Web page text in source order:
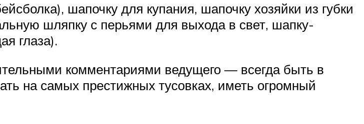
шапочку для купания, шапочку хозяйки из губки
шляпку с перьями для выхода в свет, шапку-
глаза).
комментариями ведущего — всегда быть в
на самых престижных тусовках, иметь огромный